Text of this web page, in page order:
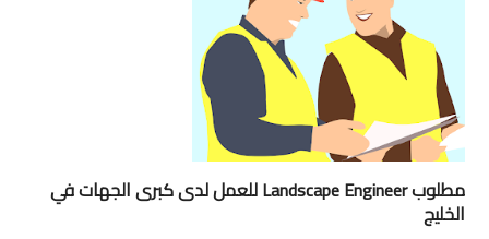
مطلوب Landscape Engineer للعمل لدى كبرى الجهات في
الخليج